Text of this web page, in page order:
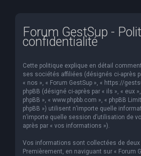
Forum GestSup -
confidentialité
Cette politique explique en détail
ses sociétés affiliées (désignés ci-après
« nos », « Forum GestSup », « https://
phpBB (désigné ci-après par « ils », « eux
phpBB », « www.phpbb.com », « phpBB
phpBB ») utilisent n’importe quelle
n’importe quelle session d’utilisation de
après par « vos informations »).
Vos informations sont collectées de deux
Premièrement, en naviguant sur « Forum